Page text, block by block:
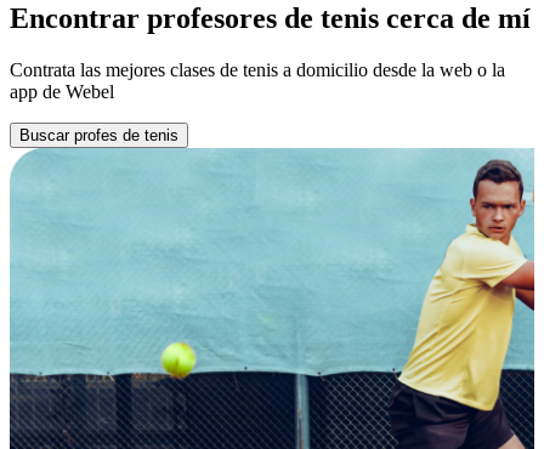
Encontrar profesores de tenis cerca de mí
Contrata las mejores clases de tenis a domicilio desde la web o la
app de Webel
Buscar profes de tenis